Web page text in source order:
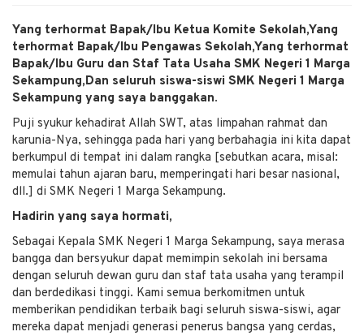
Yang terhormat Bapak/Ibu Ketua Komite Sekolah,Yang
terhormat Bapak/Ibu Pengawas Sekolah,Yang terhormat
Bapak/Ibu Guru dan Staf Tata Usaha SMK Negeri 1 Marga
Sekampung,Dan seluruh siswa-siswi SMK Negeri 1 Marga
Sekampung yang saya banggakan.
Puji syukur kehadirat Allah SWT, atas limpahan rahmat dan
karunia-Nya, sehingga pada hari yang berbahagia ini kita dapat
berkumpul di tempat ini dalam rangka [sebutkan acara, misal:
memulai tahun ajaran baru, memperingati hari besar nasional,
dll.] di SMK Negeri 1 Marga Sekampung.
Hadirin yang saya hormati,
Sebagai Kepala SMK Negeri 1 Marga Sekampung, saya merasa
bangga dan bersyukur dapat memimpin sekolah ini bersama
dengan seluruh dewan guru dan staf tata usaha yang terampil
dan berdedikasi tinggi. Kami semua berkomitmen untuk
memberikan pendidikan terbaik bagi seluruh siswa-siswi, agar
mereka dapat menjadi generasi penerus bangsa yang cerdas,